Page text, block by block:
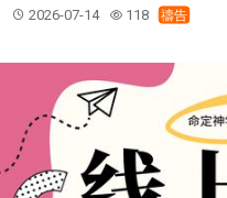
2026-07-14 118 禱告